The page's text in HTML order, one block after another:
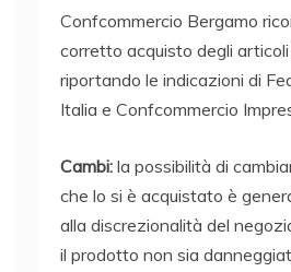
Confcommercio Bergamo
corretto acquisto degli articoli
riportando le indicazioni di
Italia e Confcommercio
Cambi: la possibilità di
che lo si è acquistato è
alla discrezionalità del
il prodotto non sia